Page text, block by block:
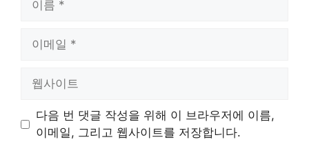
트
다음 번 댓글 작성을 위해 이 브라우저에 이름,
이메일, 그리고 웹사이트를 저장합니다.